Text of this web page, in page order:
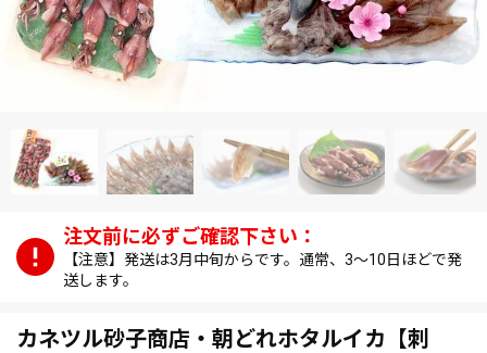
【注意】発送は3月中旬からです。通常、3～10日ほどで発
送します。
カネツル砂子商店・朝どれホタルイカ【刺